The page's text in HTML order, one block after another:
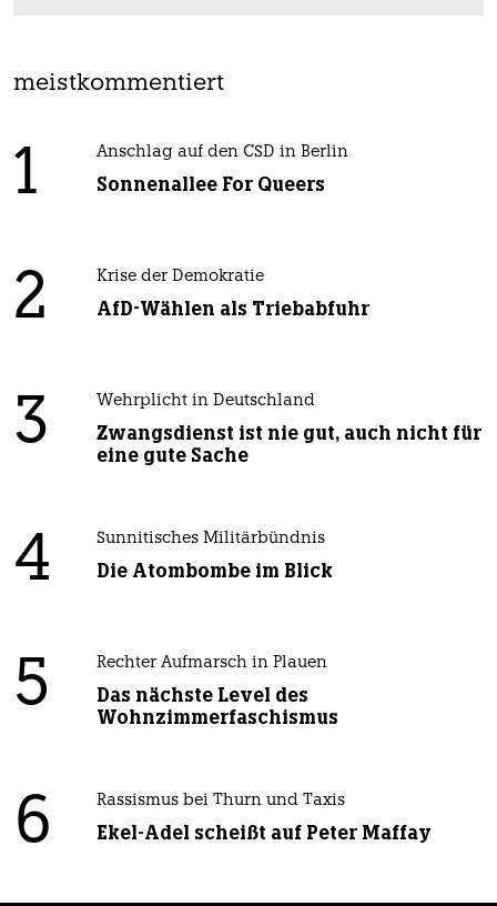
meistkommentiert
1 Anschlag auf den CSD in Berlin
Sonnenallee For Queers
2 Krise der Demokratie
AfD-Wählen als Triebabfuhr
3 Wehrplicht in Deutschland
Zwangsdienst ist nie gut, auch nicht für
eine gute Sache
4 Sunnitisches Militärbündnis
Die Atombombe im Blick
5 Rechter Aufmarsch in Plauen
Das nächste Level des
Wohnzimmerfaschismus
6 Rassismus bei Thurn und Taxis
Ekel-Adel scheißt auf Peter Maffay